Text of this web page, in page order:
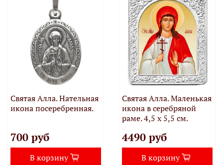
Святая Алла. Нательная
икона посеребренная.
700 руб
В корзину
Святая Алла. Маленькая
икона в серебряной
раме. 4,5 х 5,5 см.
4490 руб
В корзину